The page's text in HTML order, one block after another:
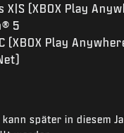
X|S (XBOX Play
5
(XBOX Play
kann später in diesem